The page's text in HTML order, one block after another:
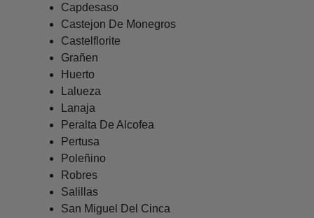
Capdesaso
Castejon De Monegros
Castelflorite
Grañen
Huerto
Lalueza
Lanaja
Peralta De Alcofea
Pertusa
Poleñino
Robres
Salillas
San Miguel Del Cinca